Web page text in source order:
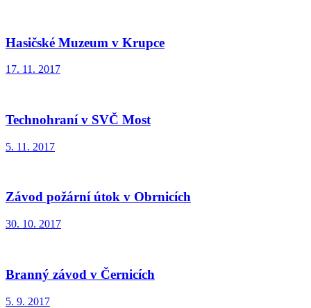
Hasičské Muzeum v Krupce
17. 11. 2017
Technohraní v SVČ Most
5. 11. 2017
Závod požární útok v Obrnicích
30. 10. 2017
Branný závod v Černicích
5. 9. 2017